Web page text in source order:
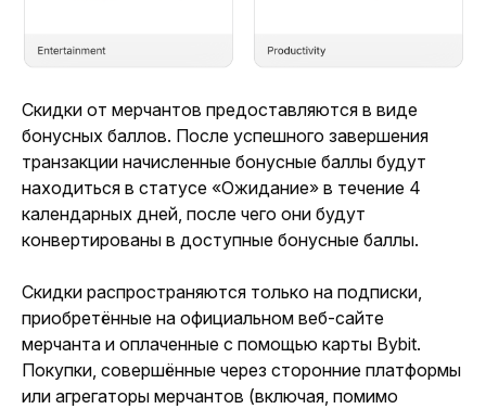
Скидки от мерчантов предоставляются в виде
бонусных баллов. После успешного завершения
транзакции начисленные бонусные баллы будут
находиться в статусе «Ожидание» в течение 4
календарных дней, после чего они будут
конвертированы в доступные бонусные баллы.
Скидки распространяются только на подписки,
приобретённые на официальном веб-сайте
мерчанта и оплаченные с помощью карты Bybit.
Покупки, совершённые через сторонние платформы
или агрегаторы мерчантов (включая, помимо